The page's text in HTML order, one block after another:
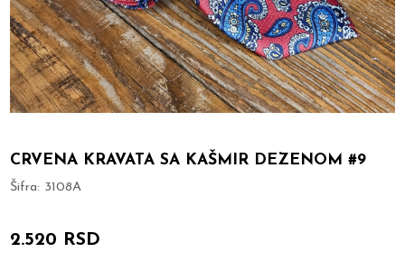
CRVENA KRAVATA SA KAŠMIR DEZENOM #9
Šifra: 3108A
2.520 RSD